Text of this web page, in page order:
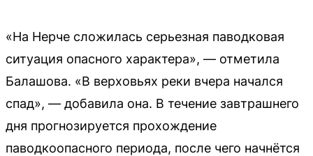
«На Нерче сложилась серьезная паводковая
ситуация опасного характера», — отметила
Балашова. «В верховьях реки вчера начался
спад», — добавила она. В течение завтрашнего
дня прогнозируется прохождение
паводкоопасного периода, после чего начнётся